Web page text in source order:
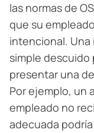
las normas de
que su
intencional.
simple descuido
presentar una
Por ejemplo, un
empleado no
adecuada